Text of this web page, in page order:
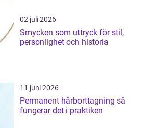
02 juli 2026
Smycken som uttryck för stil,
personlighet och historia
11 juni 2026
Permanent hårborttagning så
fungerar det i praktiken